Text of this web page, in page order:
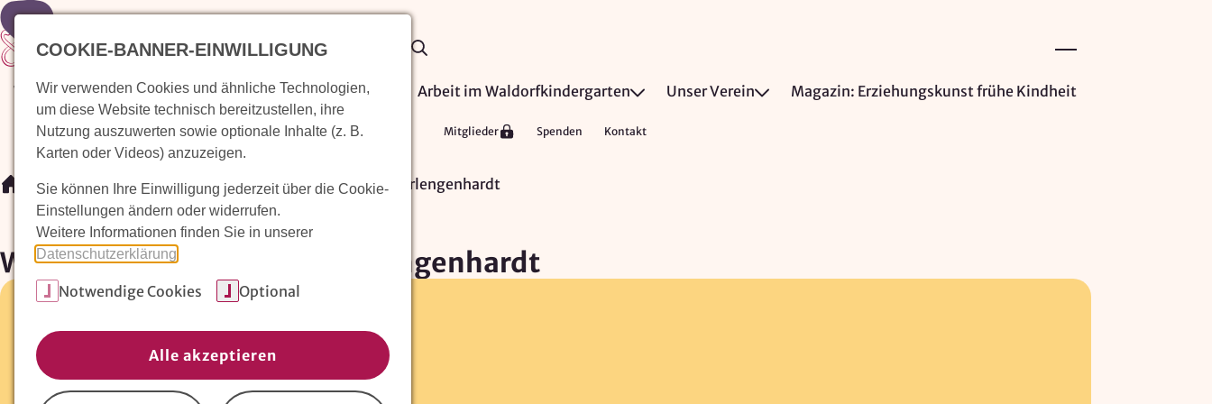
Zur Startseite
Waldorfkindergarten finden Pädagogischer Ansatz Arbeit im Waldorfkindergarten Unser Verein Magazin: Erziehungskunst frühe Kindheit
Mitglieder Spenden Kontakt
Waldorfkindergarten finden /Waldorfkindergarten Unterlengenhardt
Waldorfkindergarten Unterlengenhardt
07052-3411
E-Mail:
waldorfkindergarten_uleha@web.de
COOKIE-BANNER-EINWILLIGUNG
Wir verwenden Cookies und ähnliche Technologien,
um diese Website technisch bereitzustellen, ihre
Nutzung auszuwerten sowie optionale Inhalte (z. B.
Karten oder Videos) anzuzeigen.
Sie können Ihre Einwilligung jederzeit über die Cookie-
Einstellungen ändern oder widerrufen.
Weitere Informationen finden Sie in unserer
Datenschutzerklärung
Notwendige Cookies Optional
Alle akzeptieren